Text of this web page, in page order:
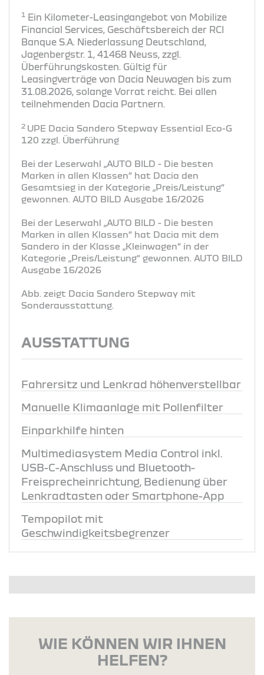
1 Ein Kilometer-Leasingangebot von Mobilize
Financial Services, Geschäftsbereich der RCI
Banque S.A. Niederlassung Deutschland,
Jagenbergstr. 1, 41468 Neuss, zzgl.
Überführungskosten. Gültig für
Leasingverträge von Dacia Neuwagen bis zum
31.08.2026, solange Vorrat reicht. Bei allen
teilnehmenden Dacia Partnern.
2 UPE Dacia Sandero Stepway Essential Eco-G
120 zzgl. Überführung
Bei der Leserwahl „AUTO BILD - Die besten
Marken in allen Klassen“ hat Dacia den
Gesamtsieg in der Kategorie „Preis/Leistung“
gewonnen. AUTO BILD Ausgabe 16/2026
Bei der Leserwahl „AUTO BILD - Die besten
Marken in allen Klassen“ hat Dacia mit dem
Sandero in der Klasse „Kleinwagen“ in der
Kategorie „Preis/Leistung“ gewonnen. AUTO BILD
Ausgabe 16/2026
Abb. zeigt Dacia Sandero Stepway mit
Sonderausstattung.
AUSSTATTUNG
Fahrersitz und Lenkrad höhenverstellbar
Manuelle Klimaanlage mit Pollenfilter
Einparkhilfe hinten
Multimediasystem Media Control inkl.
USB-C-Anschluss und Bluetooth-
Freisprecheinrichtung, Bedienung über
Lenkradtasten oder Smartphone-App
Tempopilot mit
Geschwindigkeitsbegrenzer
WIE KÖNNEN WIR IHNEN
HELFEN?